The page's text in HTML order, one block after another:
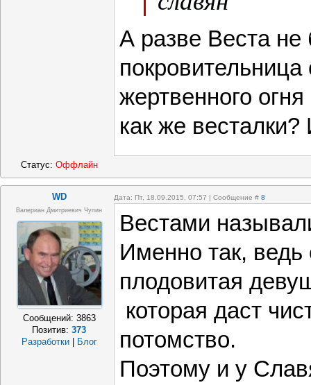
А разве Веста не
покровительница
жертвенного
как же
Статус: Оффлайн
WD Дата: Пт, 18.09.2015, 07:57 | Сообщение # 8
Валериан Дмитриевич Чупин
Сообщений: 3863
Позитив:373
Разработки
Блог
Вестами
Именно так, ведь
плодовитая
которая даст
потомство.
Поэтому и у